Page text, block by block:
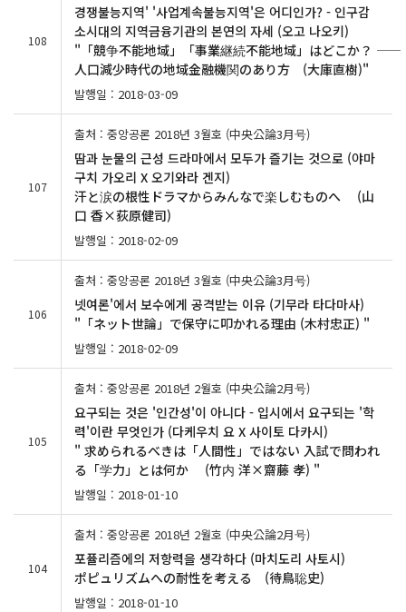
108
경쟁불능지역' '사업계속불능지역'은 어디인가? - 인구감
소시대의 지역금융기관의 본연의 자세 (오고 나오키)
"「競争不能地域」「事業継続不能地域」はどこか？ ――
人口減少時代の地域金融機関のあり方 (大庫直樹)"
발행일 : 2018-03-09
107
출처 : 중앙공론 2018년 3월호 (中央公論3月号)
땀과 눈물의 근성 드라마에서 모두가 즐기는 것으로 (야마
구치 가오리 X 오기와라 겐지)
汗と涙の根性ドラマからみんなで楽しむものへ (山
口 香×荻原健司)
발행일 : 2018-02-09
106
출처 : 중앙공론 2018년 3월호 (中央公論3月号)
넷여론'에서 보수에게 공격받는 이유 (기무라 타다마사)
"「ネット世論」で保守に叩かれる理由 (木村忠正) "
발행일 : 2018-02-09
105
출처 : 중앙공론 2018년 2월호 (中央公論2月号)
요구되는 것은 '인간성'이 아니다 - 입시에서 요구되는 '학
력'이란 무엇인가 (다케우치 요 X 사이토 다카시)
" 求められるべきは「人間性」ではない 入試で問われ
る「学力」とは何か (竹内 洋×齋藤 孝) "
발행일 : 2018-01-10
104
출처 : 중앙공론 2018년 2월호 (中央公論2月号)
포퓰리즘에의 저항력을 생각하다 (마치도리 사토시)
ポピュリズムへの耐性を考える (待鳥聡史)
발행일 : 2018-01-10